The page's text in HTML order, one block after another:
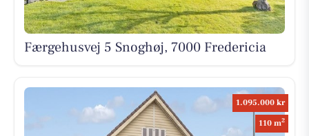
Færgehusvej 5 Snoghøj, 7000 Fredericia
1.095.000 kr
110 m2